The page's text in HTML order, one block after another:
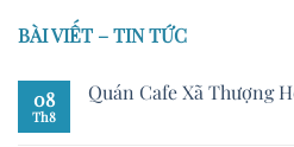
BÀI VIẾT – TIN TỨC
08
Th8
Quán Cafe Xã Thượng